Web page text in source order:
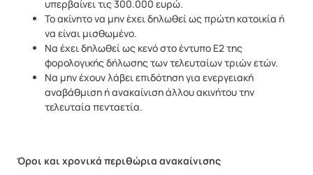
υπερβαίνει τις 300.000 ευρώ.
Το ακίνητο να μην έχει δηλωθεί ως πρώτη κατοικία ή
να είναι μισθωμένο.
Να έχει δηλωθεί ως κενό στο έντυπο Ε2 της
φορολογικής δήλωσης των τελευταίων τριών ετών.
Να μην έχουν λάβει επιδότηση για ενεργειακή
αναβάθμιση ή ανακαίνιση άλλου ακινήτου την
τελευταία πενταετία.
Όροι και χρονικά περιθώρια ανακαίνισης